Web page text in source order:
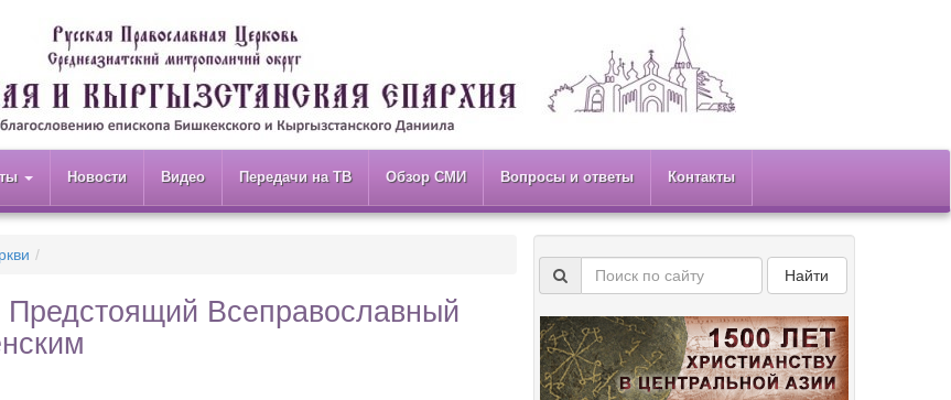
Новости Видео Передачи на ТВ Обзор СМИ Вопросы и ответы Контакты
Всеправославный
Найти